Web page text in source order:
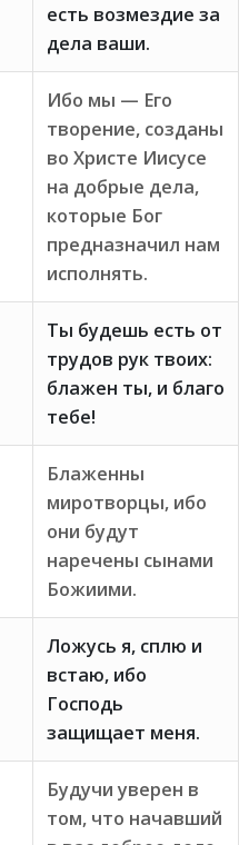
есть возмездие за
дела ваши.
Ибо мы — Его
творение, созданы
во Христе Иисусе
на добрые дела,
которые Бог
предназначил нам
исполнять.
Ты будешь есть от
трудов рук твоих:
блажен ты, и благо
тебе!
Блаженны
миротворцы, ибо
они будут
наречены сынами
Божиими.
Ложусь я, сплю и
встаю, ибо
Господь
защищает меня.
Будучи уверен в
том, что начавший